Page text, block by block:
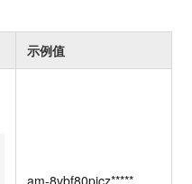
示例值
am-8vbf80pjcz*****